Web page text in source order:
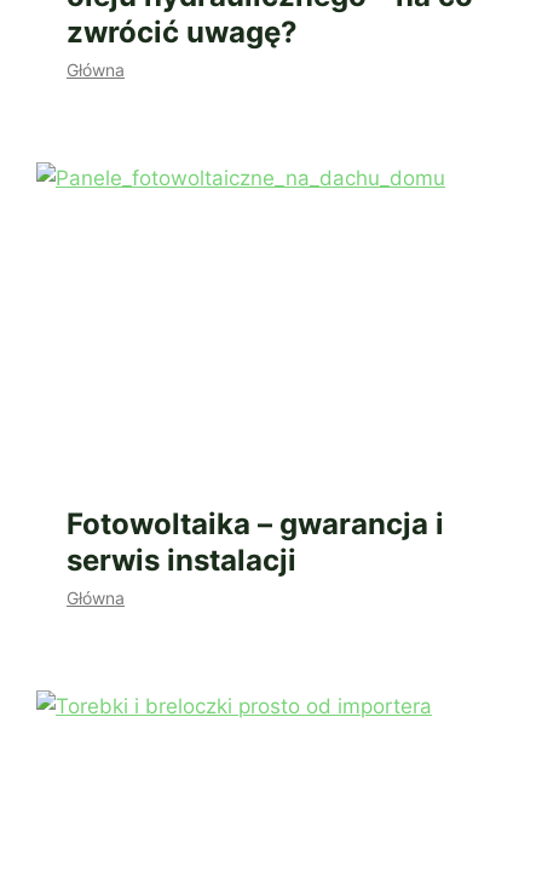
zwrócić uwagę?
Główna
Fotowoltaika – gwarancja i
serwis instalacji
Główna